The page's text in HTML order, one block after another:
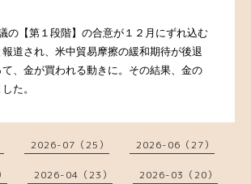
の【第１段階】の合意が１２月にずれ込む
道され、米中貿易摩擦の緩和期待が後退
て、金が買われる動きに。その結果、金の
た。
2026-07（25） 2026-06（27）
2026-04（23） 2026-03（20）